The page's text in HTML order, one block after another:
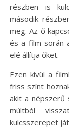
részben is
második
meg. Az ő
és a film során
elé állítja őket.
Ezen kívül a
friss színt
akit a népszerű
múltból
kulcsszerepet